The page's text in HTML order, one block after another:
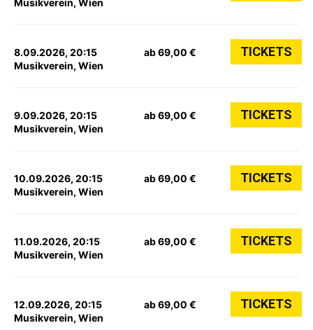
Musikverein, Wien
8.09.2026, 20:15
Musikverein, Wien
ab 69,00 € TICKETS
9.09.2026, 20:15
Musikverein, Wien
ab 69,00 € TICKETS
10.09.2026, 20:15
Musikverein, Wien
ab 69,00 € TICKETS
11.09.2026, 20:15
Musikverein, Wien
ab 69,00 € TICKETS
12.09.2026, 20:15
Musikverein, Wien
ab 69,00 € TICKETS